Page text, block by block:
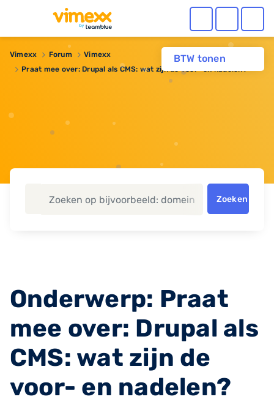
BTW tonen
Vimexx Forum
Vimexx
Praat mee over: Drupal als CMS: wat zijn de voor- en nadelen?
Zoeken
Onderwerp: Praat
mee over: Drupal als
CMS: wat zijn de
voor- en nadelen?